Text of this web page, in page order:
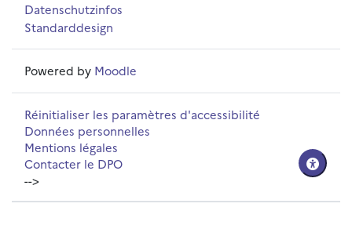
Datenschutzinfos
Standarddesign
Powered by Moodle
Réinitialiser les paramètres d'accessibilité
Données personnelles
Mentions légales
Contacter le DPO
-->